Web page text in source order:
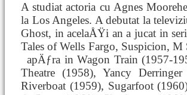
A studiat actoria cu Agnes
la Los Angeles. A debutat la
Ghost, in acelaÅŸi an a jucat in
Tales of Wells Fargo, Suspicion,
apÄƒra in Wagon Train (1957-
Theatre (1958), Yancy
Riverboat (1959), Sugarfoot